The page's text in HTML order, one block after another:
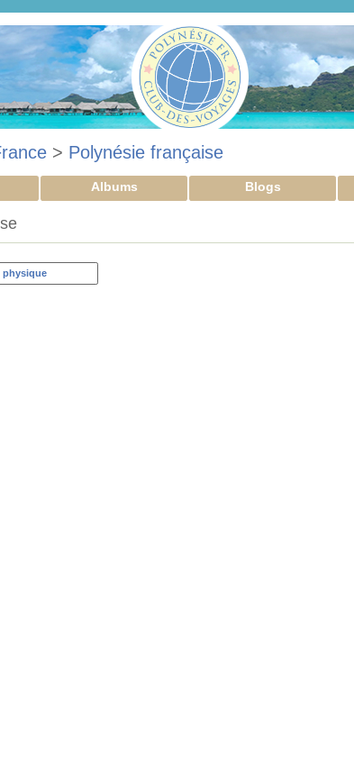
> Polynésie française
Albums Blogs
physique